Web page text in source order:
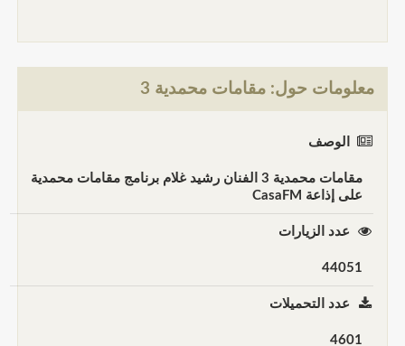
معلومات حول: مقامات محمدية 3
الوصف
مقامات محمدية 3 الفنان رشيد غلام برنامج مقامات محمدية
على إذاعة CasaFM
عدد الزيارات
44051
عدد التحميلات
4601